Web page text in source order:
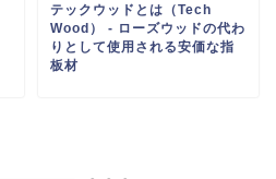
テックウッドとは（Tech
Wood） ‐ ローズウッドの代わ
りとして使用される安価な指
板材